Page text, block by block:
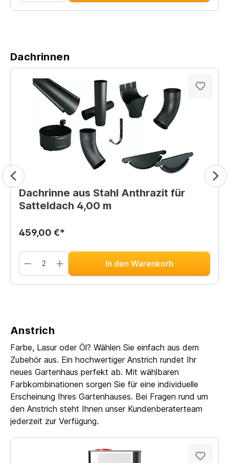
Dachrinnen
Dachrinne aus Stahl Anthrazit für
Satteldach 4,00 m
459,00 €*
In den Warenkorb
Anstrich
Farbe, Lasur oder Öl? Wählen Sie einfach aus dem
Zubehör aus. Ein hochwertiger Anstrich rundet Ihr
neues Gartenhaus perfekt ab. Mit wählbaren
Farbkombinationen sorgen Sie für eine individuelle
Erscheinung Ihres Gartenhauses. Bei Fragen rund um
den Anstrich steht Ihnen unser Kundenberaterteam
jederzeit zur Verfügung.